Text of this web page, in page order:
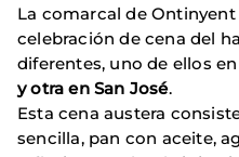
La comarcal de
celebración de cena del
diferentes, uno de ellos
y otra en San José.
Esta cena austera
sencilla, pan con aceite,